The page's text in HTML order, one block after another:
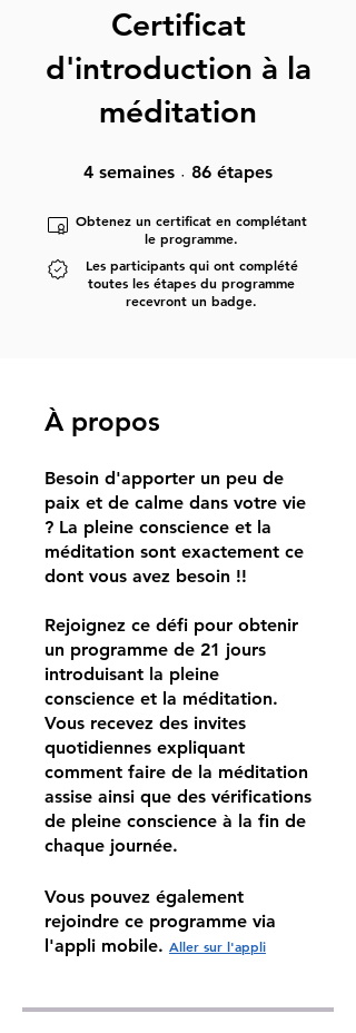
Certificat
d'introduction à la
méditation
4 semaines 4 semaines
86 étapes
Obtenez un certificat en complétant
le programme.
Les participants qui ont complété
toutes les étapes du programme
recevront un badge.
À propos
Besoin d'apporter un peu de
paix et de calme dans votre vie
? La pleine conscience et la
méditation sont exactement ce
dont vous avez besoin !!
Rejoignez ce défi pour obtenir
un programme de 21 jours
introduisant la pleine
conscience et la méditation.
Vous recevez des invites
quotidiennes expliquant
comment faire de la méditation
assise ainsi que des vérifications
de pleine conscience à la fin de
chaque journée.
Vous pouvez également
rejoindre ce programme via
l'appli mobile. Aller sur l'appli